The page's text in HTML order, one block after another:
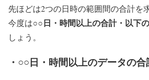
先ほどは2つの日時の範囲間の合計を
今度は○○日・時間以上の合計・以下
しょう。
・○○日・時間以上のデータの合